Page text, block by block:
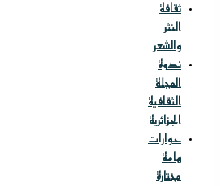
ثقافة
النثر
والشعر
ندوة
المجلة
الثقافية
الجزائرية
حوارات
هامة
مختارة